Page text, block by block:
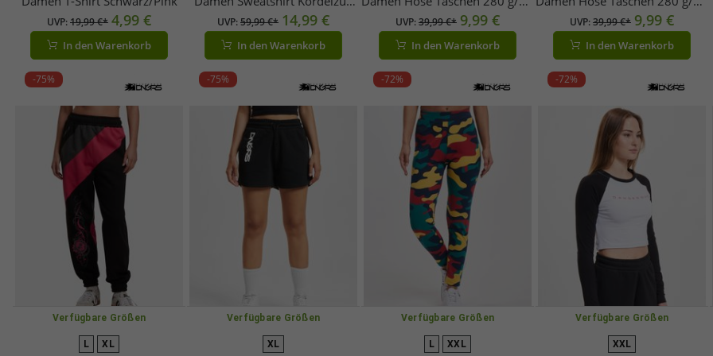
UVP:19,99 €* 4,99 €
In den Warenkorb
Kapuze mit Baumwolle Grau
UVP:59,99 €* 14,99 €
In den Warenkorb
mit Baumwolle Schwarz
UVP:39,99 €* 9,99 €
In den Warenkorb
mit Baumwolle Camouflage
UVP:39,99 €* 9,99 €
In den Warenkorb
-75%
Verfügbare Größen
L XL
-75%
Verfügbare Größen
XL
-72%
Verfügbare Größen
L XXL
-72%
Verfügbare Größen
XXL